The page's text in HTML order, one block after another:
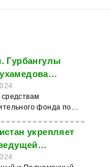
Гурбангулы
детские
операции
фонда по
имени Гурбангулы
дети со всего
страдающие
заболеваниями,
укрепляет
компанией